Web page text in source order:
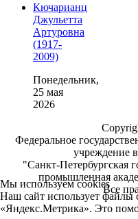
Кючарианц
Джульетта
Артуровна
(1917-
2009)
Понедельник,
25 мая
2026
Федеральное
учреждение
"Санкт-Петербургская
промышленная
Все
Мы используем cookies
Наш сайт использует файлы
«Яндекс.Метрика». Это